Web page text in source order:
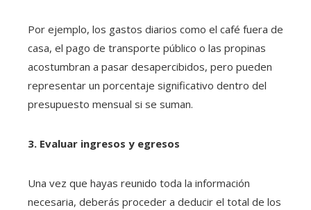
Por ejemplo, los gastos diarios como el café fuera de
casa, el pago de transporte público o las propinas
acostumbran a pasar desapercibidos, pero pueden
representar un porcentaje significativo dentro del
presupuesto mensual si se suman.
3. Evaluar ingresos y egresos
Una vez que hayas reunido toda la información
necesaria, deberás proceder a deducir el total de los